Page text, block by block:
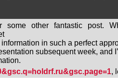
some other fantastic post.
information in such a perfect
subsequent week, and
,